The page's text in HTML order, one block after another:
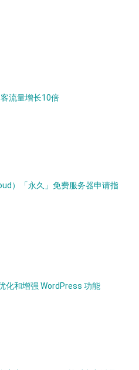
流量增长10倍
）「永久」免费服务器申请指
化和增强 WordPress 功能